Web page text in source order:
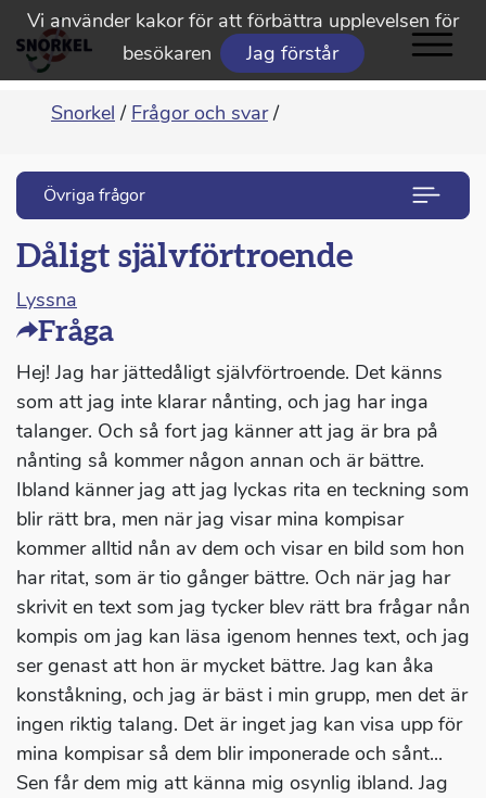
Vi använder kakor för att förbättra upplevelsen för
besökaren
Jag förstår
Snorkel / Frågor och svar /
Övriga frågor
Dåligt självförtroende
Lyssna
Fråga
Hej! Jag har jättedåligt självförtroende. Det känns
som att jag inte klarar nånting, och jag har inga
talanger. Och så fort jag känner att jag är bra på
nånting så kommer någon annan och är bättre.
Ibland känner jag att jag lyckas rita en teckning som
blir rätt bra, men när jag visar mina kompisar
kommer alltid nån av dem och visar en bild som hon
har ritat, som är tio gånger bättre. Och när jag har
skrivit en text som jag tycker blev rätt bra frågar nån
kompis om jag kan läsa igenom hennes text, och jag
ser genast att hon är mycket bättre. Jag kan åka
konståkning, och jag är bäst i min grupp, men det är
ingen riktig talang. Det är inget jag kan visa upp för
mina kompisar så dem blir imponerade och sånt...
Sen får dem mig att känna mig osynlig ibland. Jag